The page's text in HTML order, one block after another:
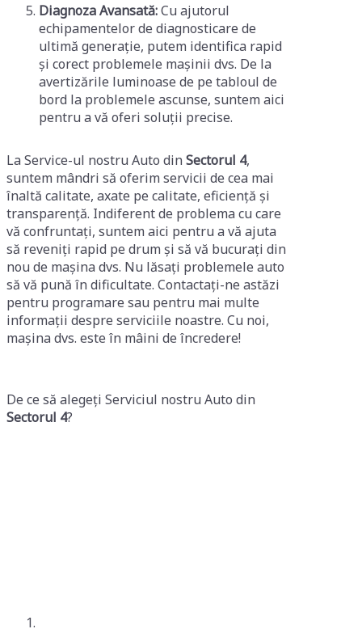
Diagnoza Avansată:Cu ajutorul
echipamentelor de diagnosticare de
ultimă generație, putem identifica rapid
și corect problemele mașinii dvs. De la
avertizările luminoase de pe tabloul de
bord la problemele ascunse, suntem aici
pentru a vă oferi soluții precise.
La Service-ul nostru Auto din Sectorul 4,
suntem mândri să oferim servicii de cea mai
înaltă calitate, axate pe calitate, eficiență și
transparență. Indiferent de problema cu care
vă confruntați, suntem aici pentru a vă ajuta
să reveniți rapid pe drum și să vă bucurați din
nou de mașina dvs. Nu lăsați problemele auto
să vă pună în dificultate. Contactați-ne astăzi
pentru programare sau pentru mai multe
informații despre serviciile noastre. Cu noi,
mașina dvs. este în mâini de încredere!
De ce să alegeți Serviciul nostru Auto din
Sectorul 4?